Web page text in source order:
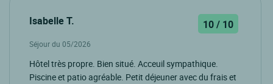
Isabelle T. 10 / 10
Séjour du 05/2026
Hôtel très propre. Bien situé. Acceuil sympathique.
Piscine et patio agréable. Petit déjeuner avec du frais et